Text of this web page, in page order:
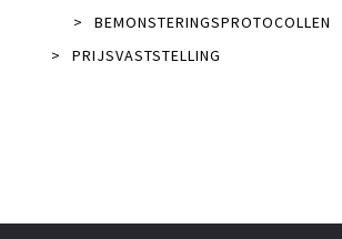
>
BEMONSTERINGSPROTOCOLLEN
>
PRIJSVASTSTELLING